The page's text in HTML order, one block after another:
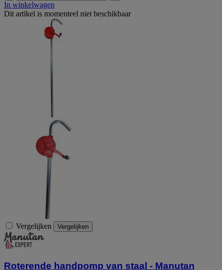
In winkelwagen
Dit artikel is momenteel niet beschikbaar
Vergelijken Vergelijken
Roterende handpomp van staal - Manutan